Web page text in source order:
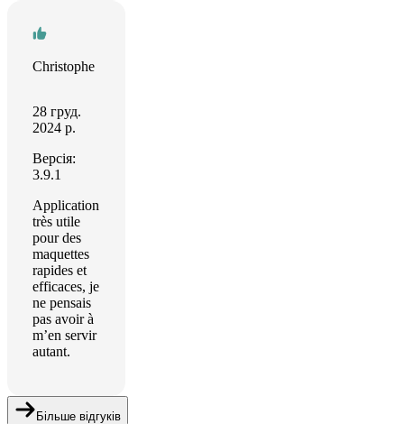
Christophe
28 груд.
2024 р.
Версія:
3.9.1
Application
très utile
pour des
maquettes
rapides et
efficaces, je
ne pensais
pas avoir à
m’en servir
autant.
Більше відгуків